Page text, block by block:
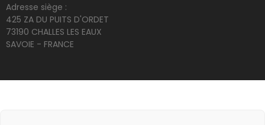
Adresse siège :
425 ZA DU PUITS D'ORDET
73190 CHALLES LES EAUX
SAVOIE - FRANCE